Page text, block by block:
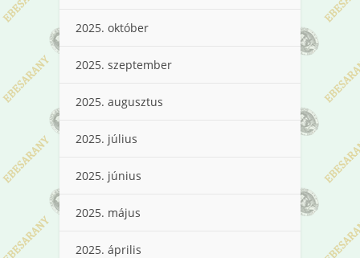
2025. október
2025. szeptember
2025. augusztus
2025. július
2025. június
2025. május
2025. április